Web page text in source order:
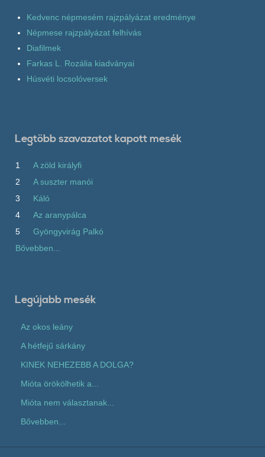
Kedvenc népmesém rajzpályázat eredménye
Népmese rajzpályázat felhívás
Diafilmek
Farkas L. Rozália kiadványai
Húsvéti locsolóversek
Legtöbb szavazatot kapott mesék
1
A zöld királyfi
2
A suszter manói
3
Káló
4
Az aranypálca
5
Gyöngyvirág Palkó
Bővebben...
Legújabb mesék
Az okos leány
A hétfejű sárkány
KINEK NEHEZEBB A DOLGA?
Mióta örökölhetik a...
Mióta nem választanak...
Bővebben...